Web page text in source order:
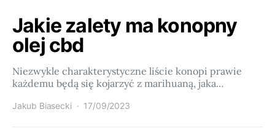
Jakie zalety ma konopny
olej cbd
Niezwykle charakterystyczne liście konopi prawie
każdemu będą się kojarzyć z marihuaną, jaka…
Jakub Biasecki 17/09/2023